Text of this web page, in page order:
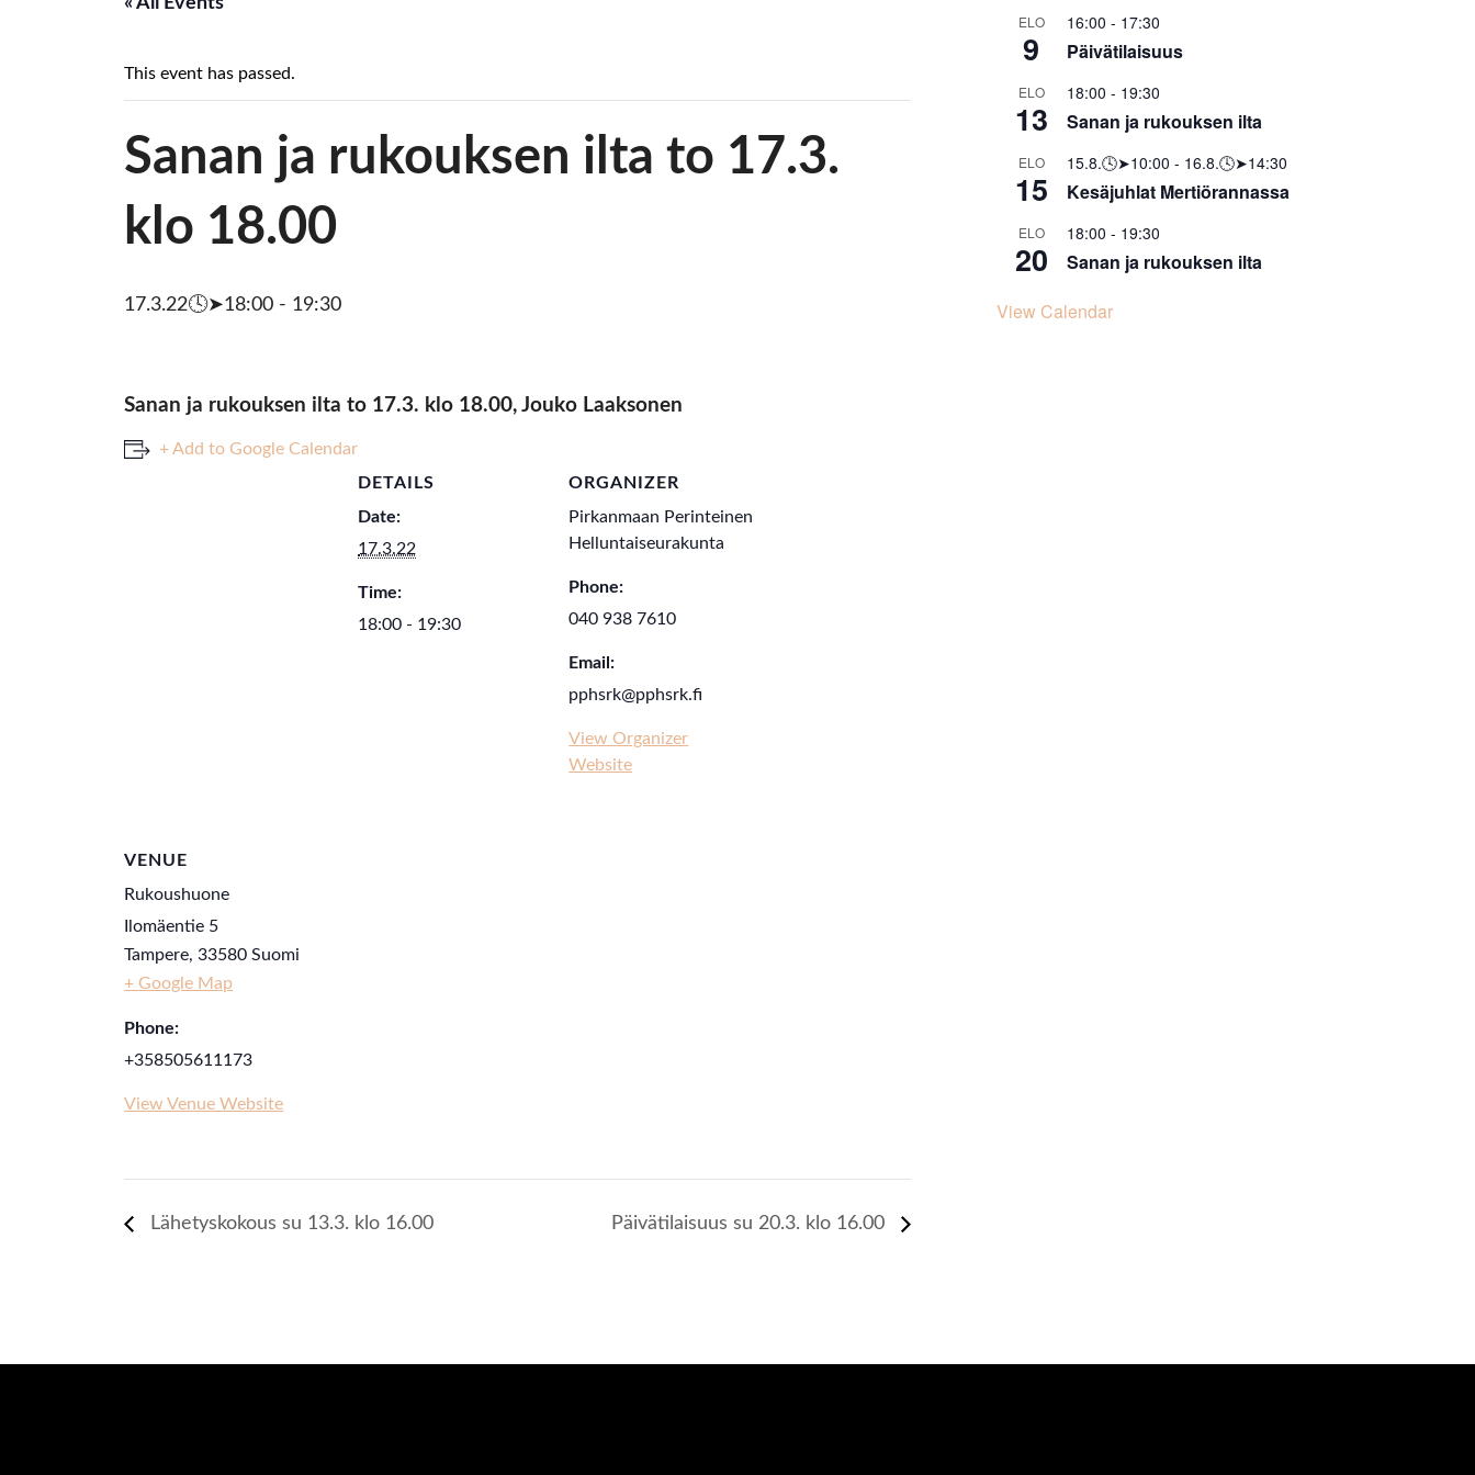
This event has passed.
Sanan ja rukouksen ilta to 17.3.
klo 18.00
17.3.22🕓➤18:00 - 19:30
Sanan ja rukouksen ilta to 17.3. klo 18.00, Jouko Laaksonen
+ Add to Google Calendar
DETAILS
Date:
17.3.22
Time:
18:00 - 19:30
ORGANIZER
Pirkanmaan Perinteinen
Helluntaiseurakunta
Phone:
040 938 7610
Email:
pphsrk@pphsrk.fi
View Organizer
Website
VENUE
Rukoushuone
Ilomäentie 5
Tampere, 33580 Suomi
+ Google Map
Phone:
+358505611173
View Venue Website
Lähetyskokous su 13.3. klo 16.00 Päivätilaisuus su 20.3. klo 16.00
ELO
9
16:00 - 17:30
Päivätilaisuus
ELO
13
18:00 - 19:30
Sanan ja rukouksen ilta
ELO
15
15.8.🕓➤10:00 - 16.8.🕓➤14:30
Kesäjuhlat Mertiörannassa
ELO
20
18:00 - 19:30
Sanan ja rukouksen ilta
View Calendar